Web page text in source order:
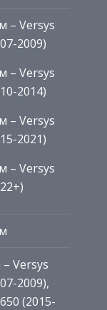
– Versys
2009)
– Versys
2014)
– Versys
2021)
– Versys
Versys
2009),
(2015-